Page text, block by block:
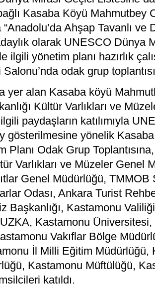
Kasaba Köyü Mahmutbey
“Anadolu’da Ahşap Tavanlı ve
olarak UNESCO Dünya
ilgili yönetim planı hazırlık
odak grup
yer alan Kasaba köyü
Kültür Varlıkları ve
paydaşların katılımıyla
gösterilmesine yönelik
Planı Odak Grup
Varlıkları ve Müzeler Genel
Genel Müdürlüğü, TMMOB
Odası, Ankara Turist
Başkanlığı, Kastamonu
Kastamonu
Vakıflar Bölge
İl Milli Eğitim Müdürlüğü,
Kastamonu Müftülüğü,
katıldı.